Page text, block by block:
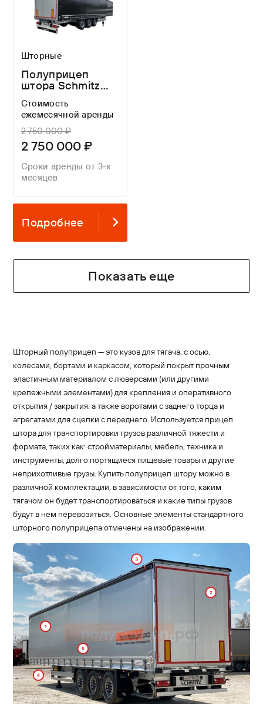
Шторные
Полуприцеп
штора Schmitz
24/L E B
Стоимость
ежемесячной аренды
2 750 000 ₽
2 750 000 ₽
Сроки аренды от 3-х
месяцев
Подробнее
Показать еще
Шторный полуприцеп — это кузов для тягача, с осью,
колесами, бортами и каркасом, который покрыт прочным
эластичным материалом с люверсами (или другими
крепежными элементами) для крепления и оперативного
открытия / закрытия, а также воротами с заднего торца и
агрегатами для сцепки с переднего. Используется прицеп
штора для транспортировки грузов различной тяжести и
формата, таких как: стройматериалы, мебель, техника и
инструменты, долго портящиеся пищевые товары и другие
неприхотливые грузы. Купить полуприцеп штору можно в
различной комплектации, в зависимости от того, каким
тягачом он будет транспортироваться и какие типы грузов
будут в нем перевозиться. Основные элементы стандартного
шторного полуприцепа отмечены на изображении.